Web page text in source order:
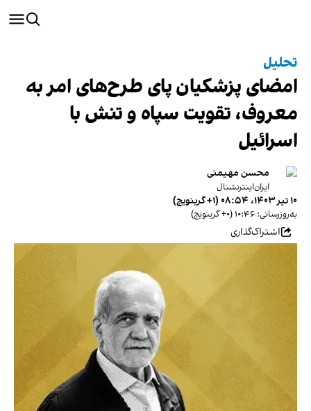
تحلیل
امضای پزشکیان پای طرح‌های امر به
معروف،‌ تقویت سپاه و تنش با
اسرائیل
محسن مهیمنی
ایران‌اینترنشنال
۱۰ تیر ۱۴۰۳، ۰۸:۵۴ (‎+۱ گرینویچ)
به‌روزرسانی: ۱۰:۴۶ (‎+۰ گرینویچ)
اشتراک‌گذاری